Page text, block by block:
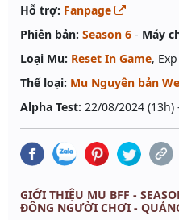
Hỗ trợ: Fanpage
Phiên bản: Season 6 - Máy
Loại Mu: Reset In Game,
Thể loại: Mu Nguyên bản
Alpha Test: 22/08/2024 (13h)
GIỚI THIỆU MU BFF -
ĐÔNG NGƯỜI CHƠI -